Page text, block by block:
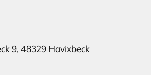
9, 48329 Havixbeck